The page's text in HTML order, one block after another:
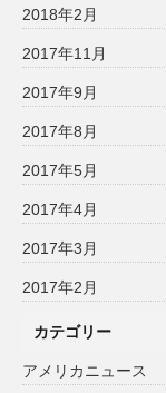
2018年2月
2017年11月
2017年9月
2017年8月
2017年5月
2017年4月
2017年3月
2017年2月
カテゴリー
アメリカニュース